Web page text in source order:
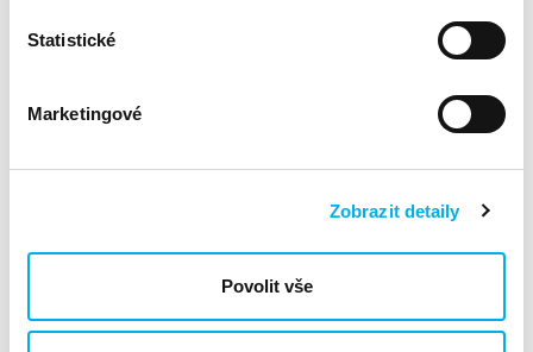
Statistické
Marketingové
Zobrazit detaily
Povolit vše
Registrace
Commvault od DNS- vše na jednom místě
e-mail.